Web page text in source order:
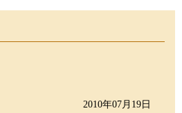
2010年07月19日